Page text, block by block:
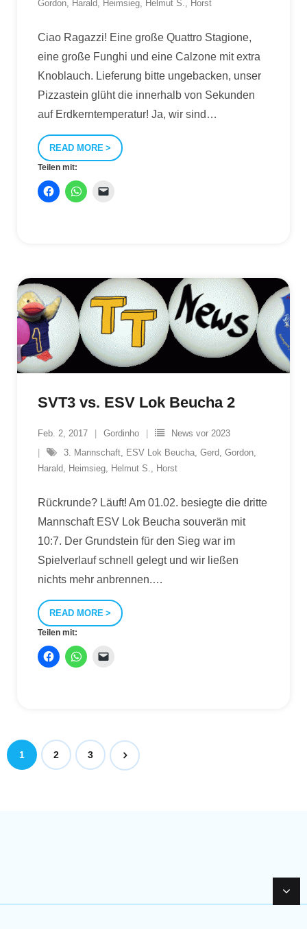
Gordon, Harald, Heimsieg, Helmut S., Horst
Ciao Ragazzi! Eine große Quattro Stagione,
eine große Funghi und eine Calzone mit extra
Knoblauch. Lieferung bitte ungebacken, unser
Pizzastein glüht die innerhalb von Sekunden
auf Erdkerntemperatur! Ja, wir sind …
READ MORE
Teilen mit:
SVT3 vs. ESV Lok Beucha 2
Feb. 2, 2017 Gordinho
News vor 2023
3. Mannschaft ESV Lok Beucha Gerd Gordon
Harald Heimsieg Helmut S. Horst
Rückrunde? Läuft! Am 01.02. besiegte die dritte
Mannschaft ESV Lok Beucha souverän mit
10:7. Der Grundstein für den Sieg war im
Spielverlauf schnell gelegt und wir ließen
nichts mehr anbrennen.…
READ MORE
Teilen mit:
1 2 3